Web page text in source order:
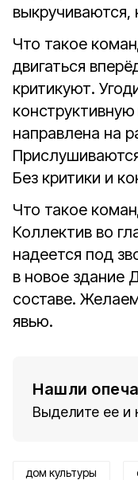
выкручиваются,
Что такое
двигаться
критикуют.
направлена на
Без критики и
Что такое
Коллектив во
надеется под
в новое здание
составе.
явью.
Нашли
Выделите ее и
дом культуры